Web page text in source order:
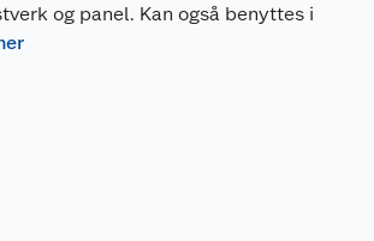
og panel. Kan også benyttes i